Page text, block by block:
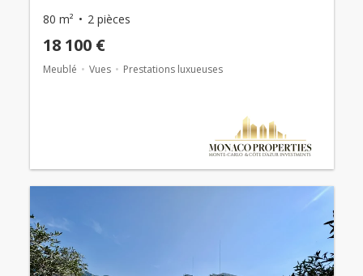
80 m² 2 pièces
18 100 €
Meublé Vues Prestations luxueuses